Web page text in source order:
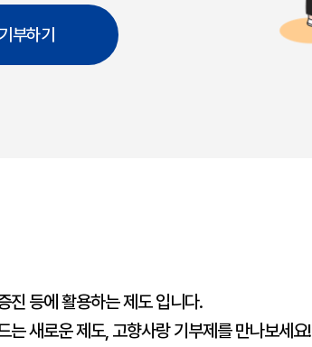
부하기
진 등에 활용하는 제도 입니다.
새로운 제도, 고향사랑 기부제를 만나보세요!